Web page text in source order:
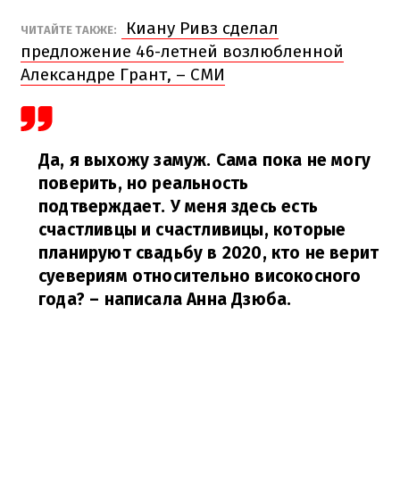
ЧИТАЙТЕ ТАКЖЕ:
Киану Ривз сделал
предложение 46-летней возлюбленной
Александре Грант, – СМИ
Да, я выхожу замуж. Сама пока не могу
поверить, но реальность
подтверждает. У меня здесь есть
счастливцы и счастливицы, которые
планируют свадьбу в 2020, кто не верит
суевериям относительно високосного
года? – написала Анна Дзюба.